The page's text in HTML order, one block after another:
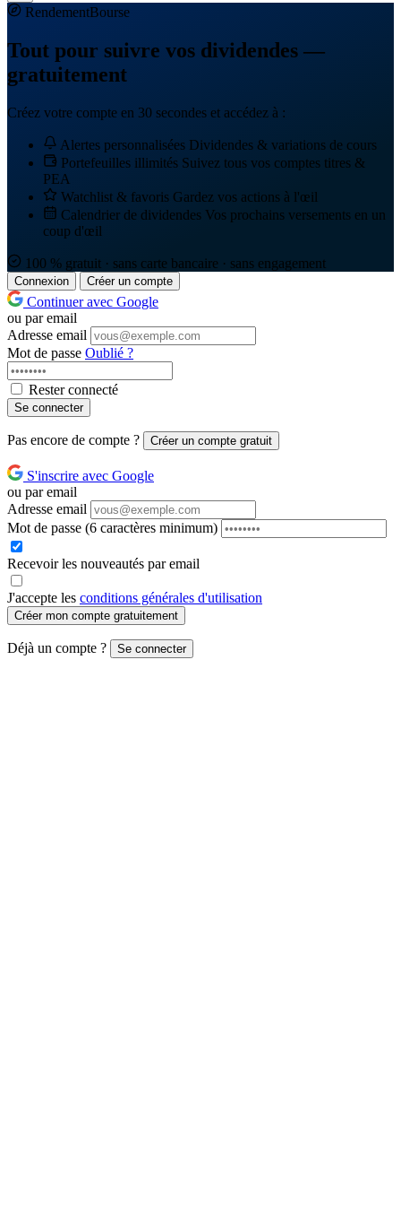
RendementBourse
Tout pour suivre vos dividendes —
gratuitement
Créez votre compte en 30 secondes et accédez à :
Alertes personnalisées Dividendes & variations de cours
Portefeuilles illimités Suivez tous vos comptes titres &
PEA
Watchlist & favoris Gardez vos actions à l'œil
Calendrier de dividendes Vos prochains versements en un
coup d'œil
100 % gratuit · sans carte bancaire · sans engagement
Connexion Créer un compte
Continuer avec Google
ou par email
Adresse email
Mot de passe Oublié ?
Rester connecté
Se connecter
Pas encore de compte ? Créer un compte gratuit
S'inscrire avec Google
ou par email
Adresse email
Mot de passe (6 caractères minimum)
Recevoir les nouveautés par email
J'accepte les conditions générales d'utilisation
Créer mon compte gratuitement
Déjà un compte ? Se connecter